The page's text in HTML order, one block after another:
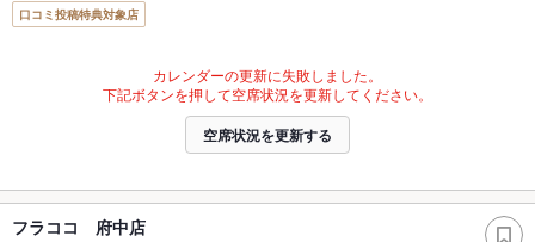
口コミ投稿特典対象店
カレンダーの更新に失敗しました。
下記ボタンを押して空席状況を更新してください。
空席状況を更新する
フラココ 府中店